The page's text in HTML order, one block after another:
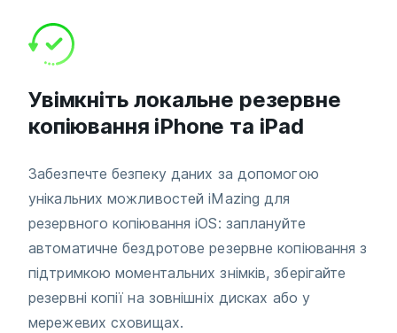
Увімкніть локальне резервне
копіювання iPhone та iPad
Забезпечте безпеку даних за допомогою
унікальних можливостей iMazing для
резервного копіювання iOS: заплануйте
автоматичне бездротове резервне копіювання з
підтримкою моментальних знімків, зберігайте
резервні копії на зовнішніх дисках або у
мережевих сховищах.